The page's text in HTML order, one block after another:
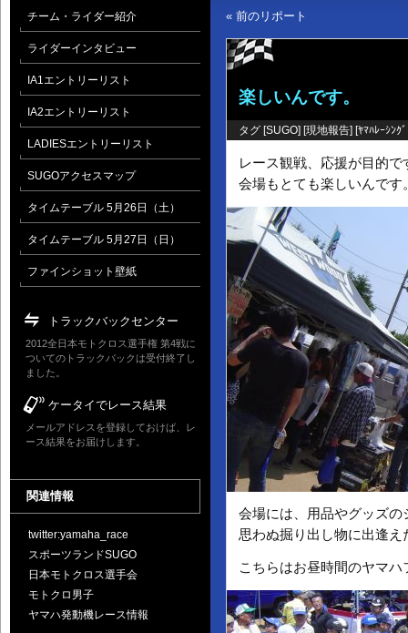
« 前のリポート
楽しいんです。
タグ [SUGO] [現地報告] [ﾔﾏﾊﾚｰｼﾝｸ
レース観戦、応援が目的
会場もとても楽しいんです
会場には、用品やグッズの
思わぬ掘り出し物に出逢え
こちらはお昼時間のヤマハ
チーム・ライダー紹介
ライダーインタビュー
IA1エントリーリスト
IA2エントリーリスト
LADIESエントリーリスト
SUGOアクセスマップ
タイムテーブル 5月26日（土）
タイムテーブル 5月27日（日）
ファインショット壁紙
トラックバックセンター
2012全日本モトクロス選手権 第4戦に
ついてのトラックバックは受付終了し
ました。
ケータイでレース結果
メールアドレスを登録しておけば、レ
ース結果をお届けします。
関連情報
twitter:yamaha_race
スポーツランドSUGO
日本モトクロス選手会
モトクロ男子
ヤマハ発動機レース情報